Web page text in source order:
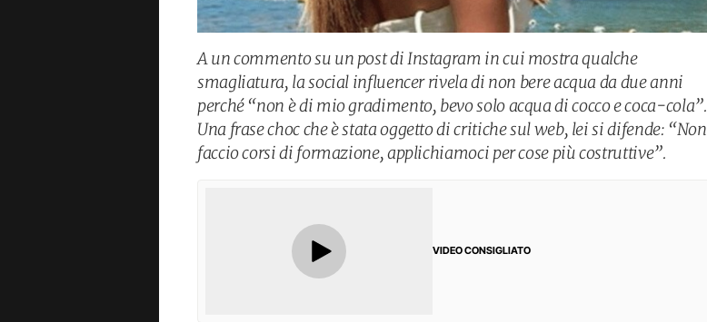
A un commento su un post di Instagram in cui mostra qualche
smagliatura, la social influencer rivela di non bere acqua da due anni
perché “non è di mio gradimento, bevo solo acqua di cocco e coca-cola”.
Una frase choc che è stata oggetto di critiche sul web, lei si difende: “Non
faccio corsi di formazione, applichiamoci per cose più costruttive”.
VIDEO CONSIGLIATO